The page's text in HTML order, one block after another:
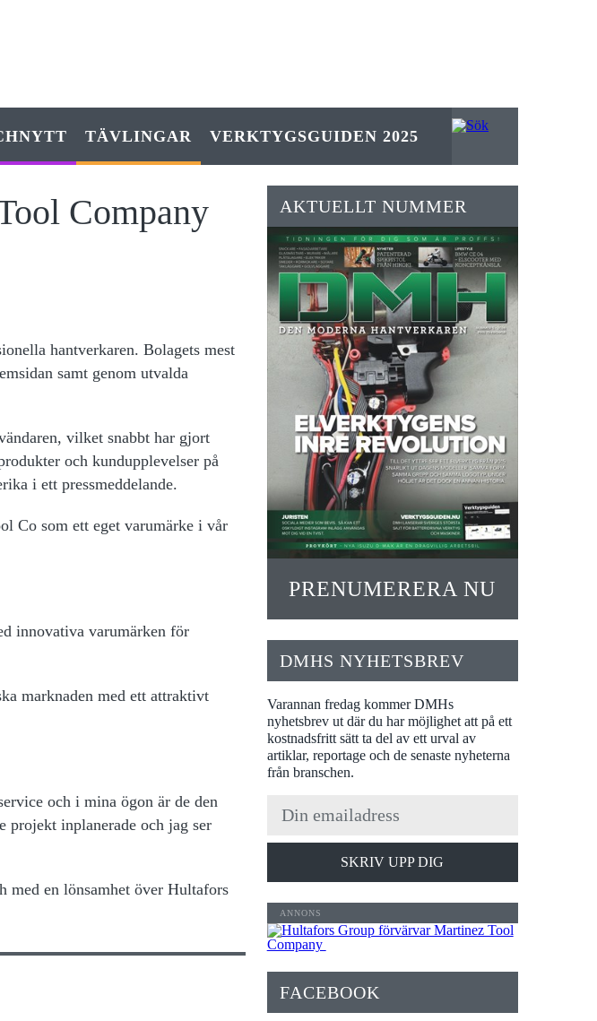
TÄVLINGAR VERKTYGSGUIDEN 2025
Company
hantverkaren. Bolagets mest
samt genom utvalda
vilket snabbt har gjort
och kundupplevelser på
i ett pressmeddelande.
Co som ett eget varumärke i vår
innovativa varumärken för
marknaden med ett attraktivt
och i mina ögon är de den
projekt inplanerade och jag ser
en lönsamhet över Hultafors
AKTUELLT NUMMER
PRENUMERERA NU
DMHS NYHETSBREV
Varannan fredag kommer DMHs
nyhetsbrev ut där du har möjlighet att på ett
kostnadsfritt sätt ta del av ett urval av
artiklar, reportage och de senaste nyheterna
från branschen.
SKRIV UPP DIG
FACEBOOK